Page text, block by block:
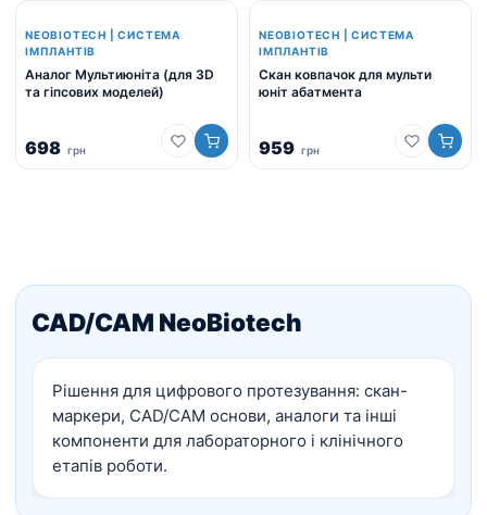
NEOBIOTECH | СИСТЕМА
ІМПЛАНТІВ
Аналог Мультиюніта (для 3D
та гіпсових моделей)
698 грн
NEOBIOTECH | СИСТЕМА
ІМПЛАНТІВ
Скан ковпачок для мульти
юніт абатмента
959 грн
CAD/CAM NeoBiotech
Рішення для цифрового протезування: скан-
маркери, CAD/CAM основи, аналоги та інші
компоненти для лабораторного і клінічного
етапів роботи.